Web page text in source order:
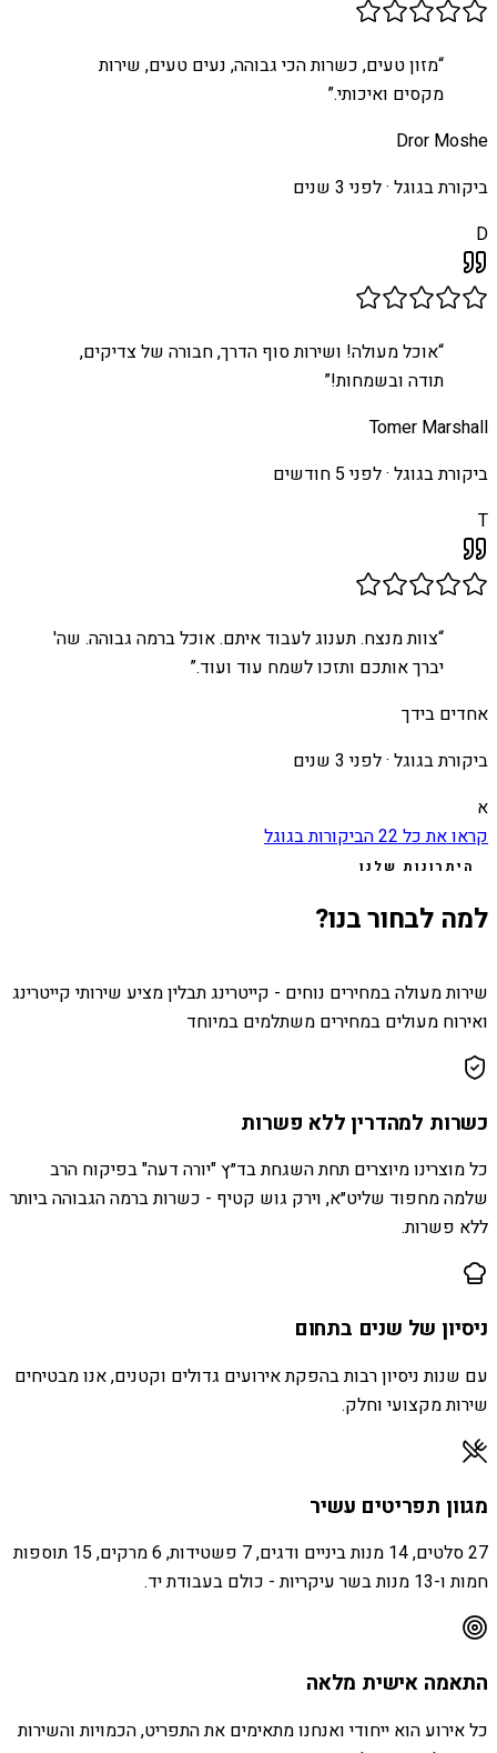
“מזון טעים, כשרות הכי גבוהה, נעים טעים, שירות
מקסים ואיכותי.”
Dror Moshe
ביקורת בגוגל ·לפני 3 שנים
D
“אוכל מעולה! ושירות סוף הדרך, חבורה של צדיקים,
תודה ובשמחות!”
Tomer Marshall
ביקורת בגוגל ·לפני 5 חודשים
T
“צוות מנצח. תענוג לעבוד איתם. אוכל ברמה גבוהה. שה'
יברך אותכם ותזכו לשמח עוד ועוד.”
אחדים בידך
ביקורת בגוגל ·לפני 3 שנים
א
קראו את כל22הביקורות בגוגל
היתרונות שלנו
למה לבחור בנו?
שירות מעולה במחירים נוחים - קייטרינג תבלין מציע שירותי קייטרינג
ואירוח מעולים במחירים משתלמים במיוחד
כשרות למהדרין ללא פשרות
כל מוצרינו מיוצרים תחת השגחת בד״ץ "יורה דעה" בפיקוח הרב
שלמה מחפוד שליט״א, וירק גוש קטיף - כשרות ברמה הגבוהה ביותר
ללא פשרות.
ניסיון של שנים בתחום
עם שנות ניסיון רבות בהפקת אירועים גדולים וקטנים, אנו מבטיחים
שירות מקצועי וחלק.
מגוון תפריטים עשיר
27 סלטים, 14 מנות ביניים ודגים, 7 פשטידות, 6 מרקים, 15 תוספות
חמות ו-13 מנות בשר עיקריות - כולם בעבודת יד.
התאמה אישית מלאה
כל אירוע הוא ייחודי ואנחנו מתאימים את התפריט, הכמויות והשירות